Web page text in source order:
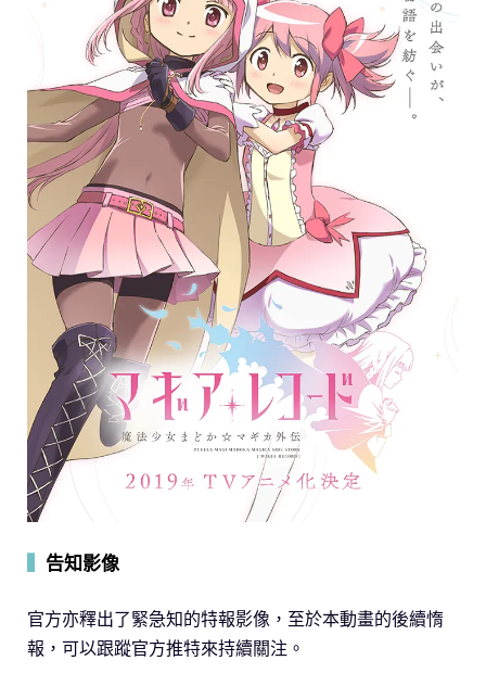
告知影像
官方亦釋出了緊急知的特報影像，至於本動畫的後續惰
報，可以跟蹤官方推特來持續關注。